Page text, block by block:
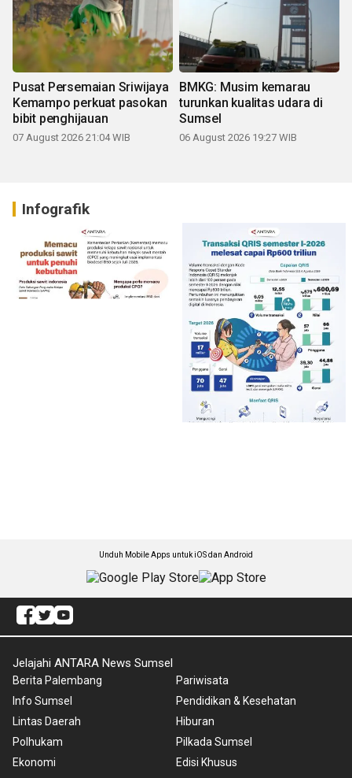
Pusat Persemaian Sriwijaya
Kemampo perkuat pasokan
bibit penghijauan
07 August 2026 21:04 WIB
BMKG: Musim kemarau
turunkan kualitas udara di
Sumsel
06 August 2026 19:27 WIB
Infografik
Unduh Mobile Apps untuk iOS dan Android
Jelajahi ANTARA News Sumsel
Berita Palembang
Info Sumsel
Lintas Daerah
Polhukam
Ekonomi
Pariwisata
Pendidikan & Kesehatan
Hiburan
Pilkada Sumsel
Edisi Khusus